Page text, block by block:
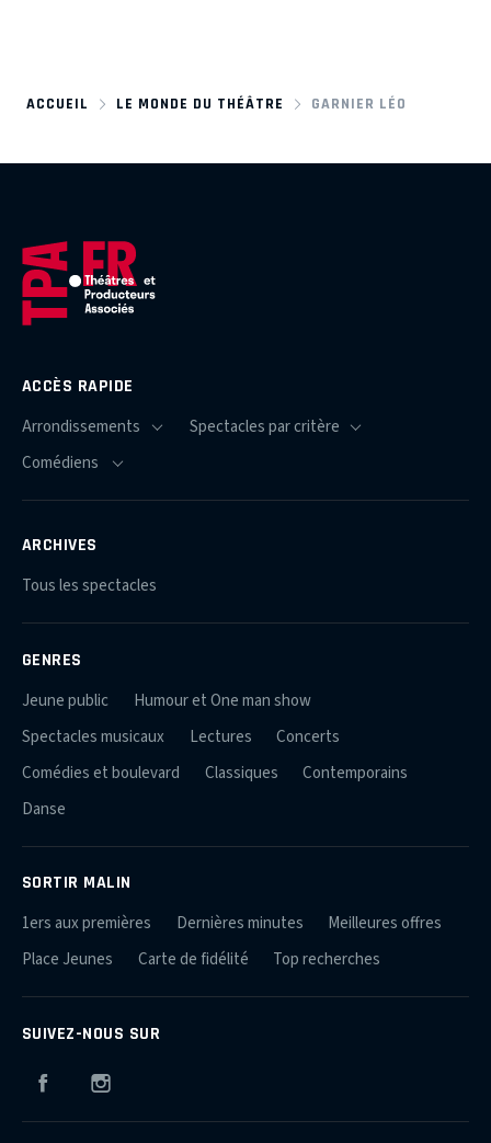
ACCUEIL LE MONDE DU THÉÂTRE GARNIER LÉO
ACCÈS RAPIDE
ARCHIVES
Tous les spectacles
GENRES
Jeune public
Humour et One man show
Spectacles musicaux
Lectures
Concerts
Comédies et boulevard
Classiques
Contemporains
Danse
SORTIR MALIN
1ers aux premières Dernières minutes
Meilleures offres
Place Jeunes
Carte de fidélité Top recherches
SUIVEZ-NOUS SUR
Facebook